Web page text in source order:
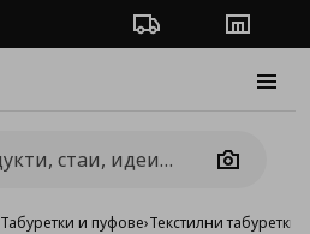
Проследяване на
Camera
Табуретки и пуфове›Текстилни табуретки